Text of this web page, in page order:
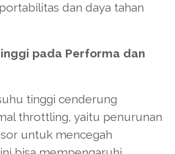
dan daya tahan
pada Performa dan
tinggi cenderung
throttling, yaitu penurunan
untuk mencegah